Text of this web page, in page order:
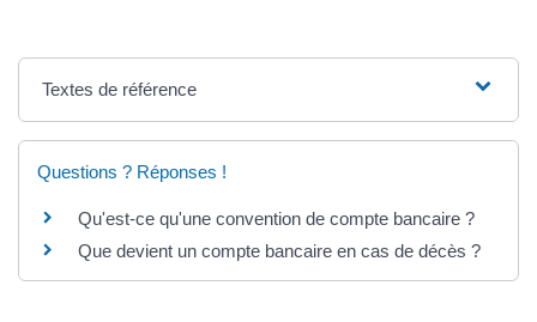
Textes de référence
Questions ? Réponses !
Qu'est-ce qu'une convention de compte bancaire ?
Que devient un compte bancaire en cas de décès ?